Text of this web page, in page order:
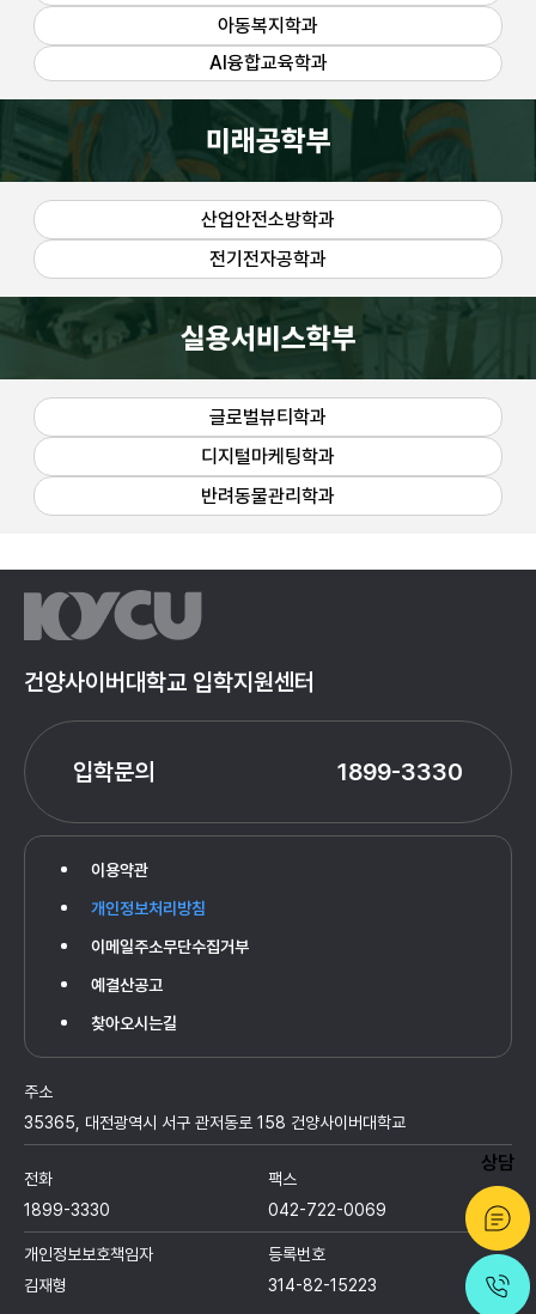
아동복지학과
AI융합교육학과
미래공학부
산업안전소방학과
전기전자공학과
실용서비스학부
글로벌뷰티학과
디지털마케팅학과
반려동물관리학과
건양사이버대학교 입학지원센터
입학문의 1899-3330
이용약관
개인정보처리방침
이메일주소무단수집거부
예결산공고
찾아오시는길
주소
35365, 대전광역시 서구 관저동로 158 건양사이버대학교
전화
1899-3330
팩스
042-722-0069
개인정보보호책임자
김재형
등록번호
314-82-15223
상담